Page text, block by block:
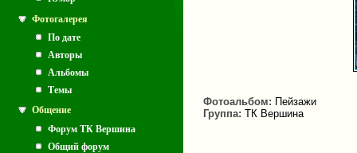
Фотогалерея
По дате
Авторы
Альбомы
Темы
Общение
Форум ТК Вершина
Общий форум
Фотоальбом: Пейзажи
Группа: ТК Вершина